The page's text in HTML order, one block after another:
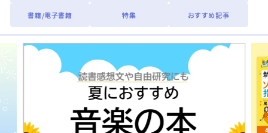
書籍/電子書籍 特集 おすすめ記事